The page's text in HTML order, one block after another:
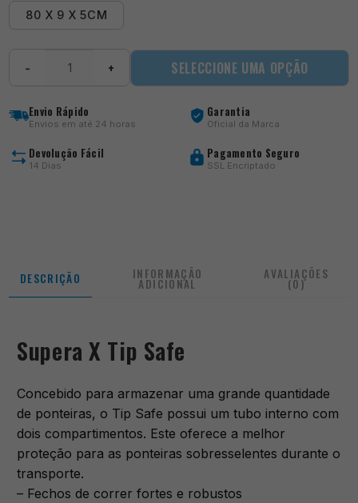
80 X 9 X 5CM
Tip
Safe
− + SELECCIONE UMA OPÇÃO
Envio Rápido
Envios em até 24 horas
Garantia
Oficial da Marca
Devolução Fácil
14 Dias
Pagamento Seguro
SSL Encriptado
DESCRIÇÃO INFORMAÇÃO
ADICIONAL
AVALIAÇÕES
(0)
Supera X Tip Safe
Concebido para armazenar uma grande quantidade
de ponteiras, o Tip Safe possui um tubo interno com
dois compartimentos. Este oferece a melhor
proteção para as ponteiras sobresselentes durante o
transporte.
– Fechos de correr fortes e robustos